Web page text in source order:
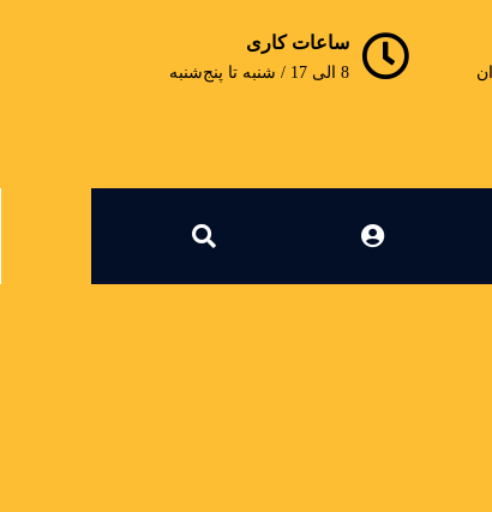
ساعات کاری
8 الی 17 / شنبه تا پنج‌شنبه